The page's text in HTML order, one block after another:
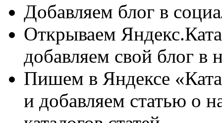
Добавляем блог в
Открываем
добавляем свой блог в
Пишем в Яндексе
и добавляем статью о